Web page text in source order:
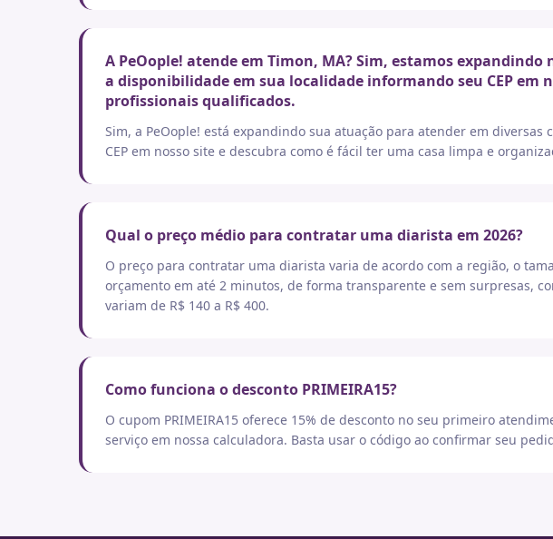
A PeOople! atende em Timon, MA? Sim, estamos
a disponibilidade em sua localidade informando seu CEP em
profissionais qualificados.
Sim, a PeOople! está expandindo sua atuação para atender em
CEP em nosso site e descubra como é fácil ter uma casa limpa e
Qual o preço médio para contratar uma diarista em 2026?
O preço para contratar uma diarista varia de acordo com a região, o
orçamento em até 2 minutos, de forma transparente e sem surpresas,
variam de R$ 140 a R$ 400.
Como funciona o desconto PRIMEIRA15?
O cupom PRIMEIRA15 oferece 15% de desconto no seu primeiro
serviço em nossa calculadora. Basta usar o código ao confirmar seu